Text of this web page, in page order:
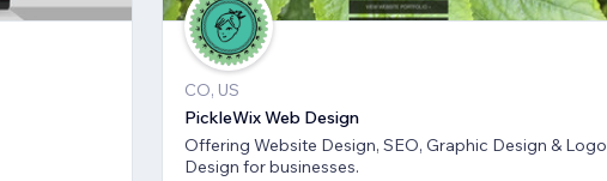
CO, US
PickleWix Web Design
Offering Website Design, SEO, Graphic Design & Logo
Design for businesses.